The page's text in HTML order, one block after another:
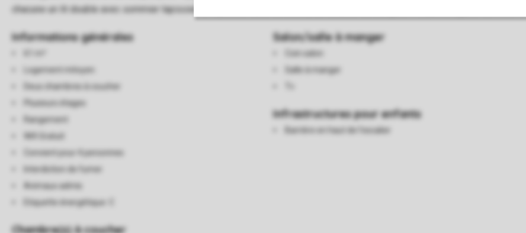
chacune un lit double avec sommier tapissier et il y a une salle de bain avec douche. Le bungalow dispose également d'un
Informations générales
Logement mitoyen
Deux chambres à coucher
Plusieurs étages
Rangement
Wifi Gratuit
Convient pour 4 personnes
Interdiction de fumer
Animaux admis
Etiquette énergétique: C
Chambre(s) à coucher
Salon/salle à manger
Coin salon
Salle à manger
Infrastructures pour enfants
Barrière en haut de l’escalier